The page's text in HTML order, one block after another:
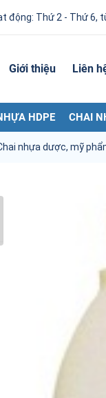
động: Thứ 2 - Thứ 6,
Giới thiệu Liên
HDPE CHAI
nhựa dược, mỹ